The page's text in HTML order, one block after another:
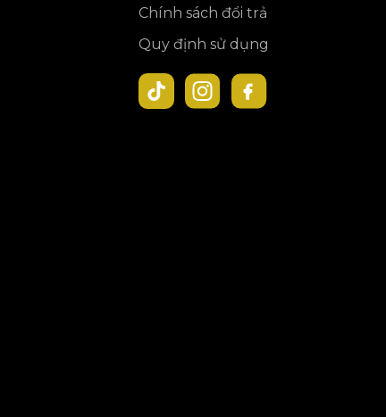
Chính sách đổi trả
Quy định sử dụng